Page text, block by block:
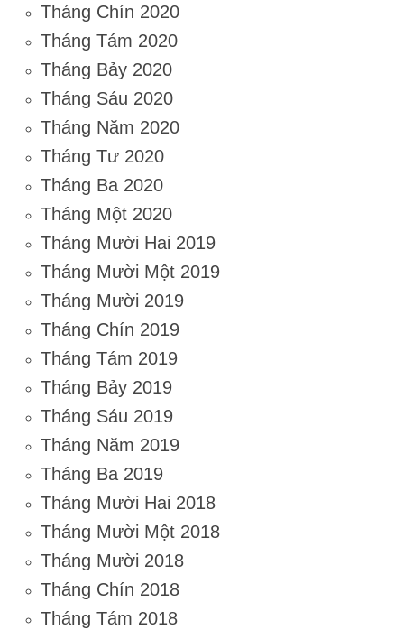
Tháng Chín 2020
Tháng Tám 2020
Tháng Bảy 2020
Tháng Sáu 2020
Tháng Năm 2020
Tháng Tư 2020
Tháng Ba 2020
Tháng Một 2020
Tháng Mười Hai 2019
Tháng Mười Một 2019
Tháng Mười 2019
Tháng Chín 2019
Tháng Tám 2019
Tháng Bảy 2019
Tháng Sáu 2019
Tháng Năm 2019
Tháng Ba 2019
Tháng Mười Hai 2018
Tháng Mười Một 2018
Tháng Mười 2018
Tháng Chín 2018
Tháng Tám 2018